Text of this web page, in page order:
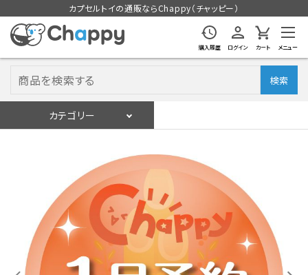
カプセルトイの通販ならChappy（チャッピー）
購入履歴 ログイン カート メニュー
検索
カテゴリー
入荷スケジュールをチェック
カプセルトイマシン本体
カプセルトイ